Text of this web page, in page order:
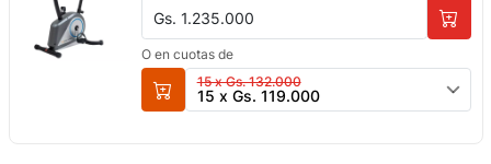
Gs. 1.235.000
O en cuotas de
15 x Gs. 132.000
15 x Gs. 119.000